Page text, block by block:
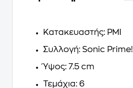
Κατακευαστής: PMI
Συλλογή: Sonic Prime!
Ύψος: 7.5 cm
Τεμάχια: 6